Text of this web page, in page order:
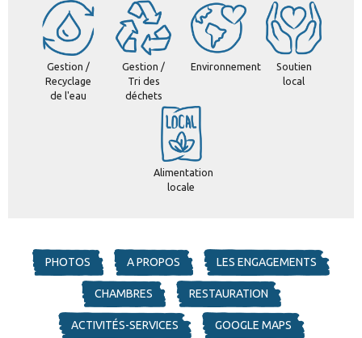
Gestion /
Recyclage
de l'eau
Gestion /
Tri des
déchets
Environnement
Soutien
local
Alimentation
locale
PHOTOS A PROPOS LES ENGAGEMENTS
CHAMBRES RESTAURATION
ACTIVITÉS-SERVICES GOOGLE MAPS